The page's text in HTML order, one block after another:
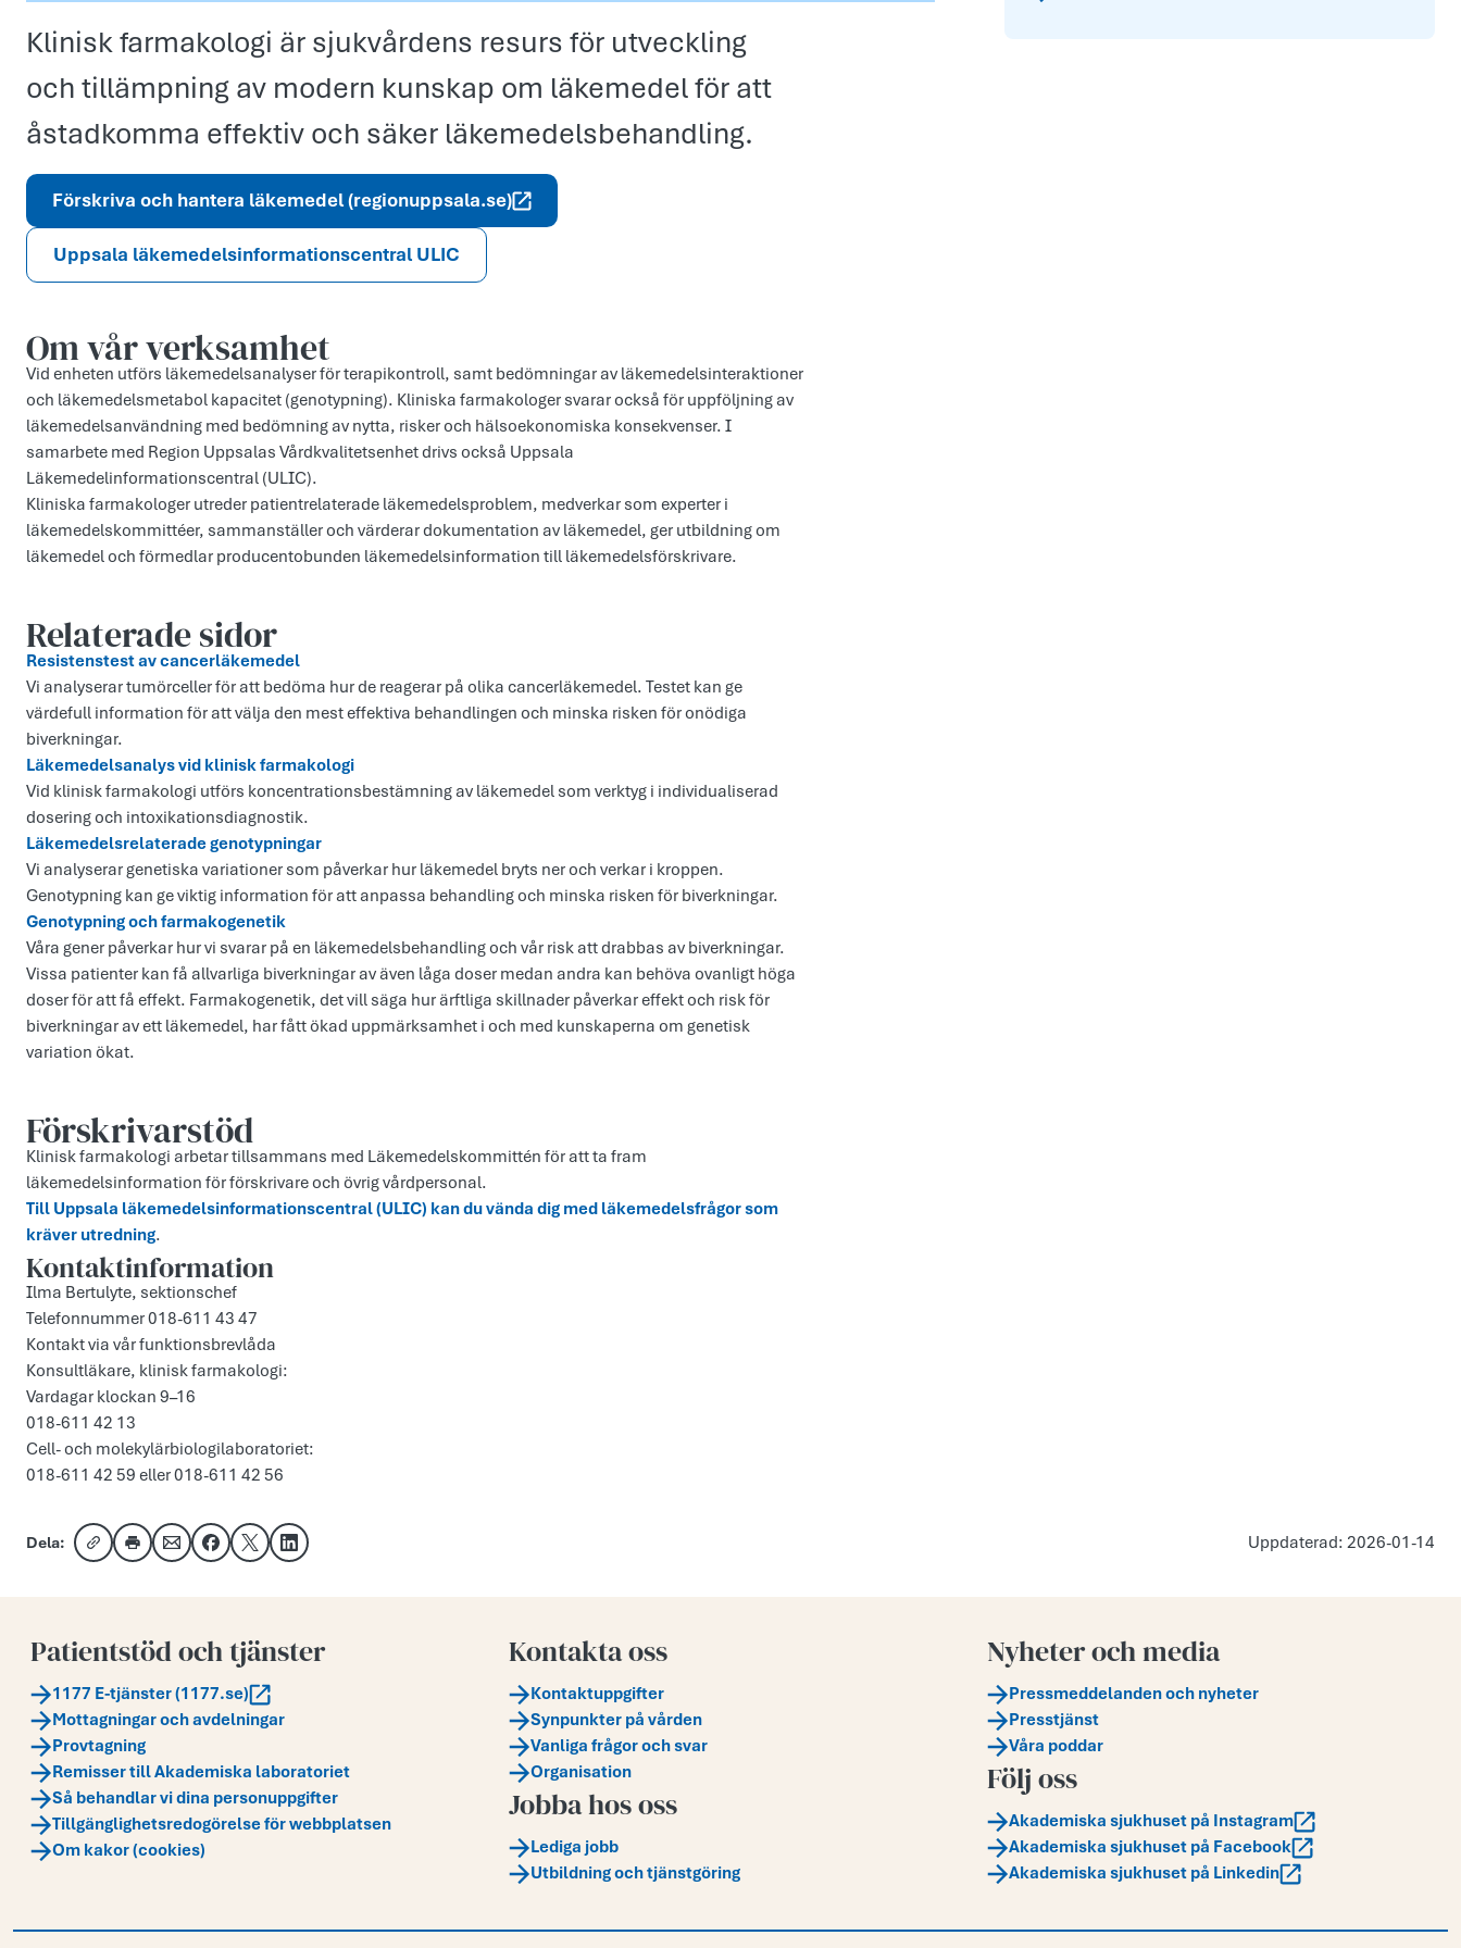
Klinisk farmakologi är sjukvårdens resurs för utveckling
och tillämpning av modern kunskap om läkemedel för att
åstadkomma effektiv och säker läkemedelsbehandling.
Förskriva och hantera läkemedel (regionuppsala.se)
Uppsala läkemedelsinformationscentral ULIC
Om vår verksamhet
Vid enheten utförs läkemedelsanalyser för terapikontroll, samt bedömningar av läkemedelsinteraktioner
och läkemedelsmetabol kapacitet (genotypning). Kliniska farmakologer svarar också för uppföljning av
läkemedelsanvändning med bedömning av nytta, risker och hälsoekonomiska konsekvenser. I
samarbete med Region Uppsalas Vårdkvalitetsenhet drivs också Uppsala
Läkemedelinformationscentral (ULIC).
Kliniska farmakologer utreder patientrelaterade läkemedelsproblem, medverkar som experter i
läkemedelskommittéer, sammanställer och värderar dokumentation av läkemedel, ger utbildning om
läkemedel och förmedlar producentobunden läkemedelsinformation till läkemedelsförskrivare.
Relaterade sidor
Resistenstest av cancerläkemedel
Vi analyserar tumörceller för att bedöma hur de reagerar på olika cancerläkemedel. Testet kan ge
värdefull information för att välja den mest effektiva behandlingen och minska risken för onödiga
biverkningar.
Läkemedelsanalys vid klinisk farmakologi
Vid klinisk farmakologi utförs koncentrationsbestämning av läkemedel som verktyg i individualiserad
dosering och intoxikationsdiagnostik.
Läkemedelsrelaterade genotypningar
Vi analyserar genetiska variationer som påverkar hur läkemedel bryts ner och verkar i kroppen.
Genotypning kan ge viktig information för att anpassa behandling och minska risken för biverkningar.
Genotypning och farmakogenetik
Våra gener påverkar hur vi svarar på en läkemedelsbehandling och vår risk att drabbas av biverkningar.
Vissa patienter kan få allvarliga biverkningar av även låga doser medan andra kan behöva ovanligt höga
doser för att få effekt. Farmakogenetik, det vill säga hur ärftliga skillnader påverkar effekt och risk för
biverkningar av ett läkemedel, har fått ökad uppmärksamhet i och med kunskaperna om genetisk
variation ökat.
Förskrivarstöd
Klinisk farmakologi arbetar tillsammans med Läkemedelskommittén för att ta fram
läkemedelsinformation för förskrivare och övrig vårdpersonal.
Till Uppsala läkemedelsinformationscentral (ULIC) kan du vända dig med läkemedelsfrågor som
kräver utredning.
Kontaktinformation
Ilma Bertulyte, sektionschef
Telefonnummer 018-611 43 47
Kontakt via vår funktionsbrevlåda
Konsultläkare, klinisk farmakologi:
Vardagar klockan 9–16
018-611 42 13
Cell- och molekylärbiologilaboratoriet:
018-611 42 59 eller 018-611 42 56
Dela:
Kopiera länk
Skriv utDela via e-post
Dela på Facebook
Dela på XDela på LinkedIn
Uppdaterad: 2026-01-14
Patientstöd och tjänster
1177 E-tjänster (1177.se)
Mottagningar och avdelningar
Provtagning
Remisser till Akademiska laboratoriet
Så behandlar vi dina personuppgifter
Tillgänglighetsredogörelse för webbplatsen
Om kakor (cookies)
Kontakta oss
Kontaktuppgifter
Synpunkter på vården
Vanliga frågor och svar
Organisation
Jobba hos oss
Lediga jobb
Utbildning och tjänstgöring
Nyheter och media
Pressmeddelanden och nyheter
Presstjänst
Våra poddar
Följ oss
Akademiska sjukhuset på Instagram
Akademiska sjukhuset på Facebook
Akademiska sjukhuset på Linkedin